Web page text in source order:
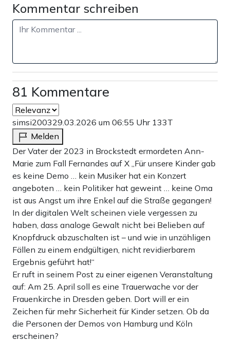
Kommentar schreiben
81 Kommentare
simsi200329.03.2026 um 06:55 Uhr 133T
Melden
Der Vater der 2023 in Brockstedt ermordeten Ann-
Marie zum Fall Fernandes auf X „Für unsere Kinder gab
es keine Demo … kein Musiker hat ein Konzert
angeboten … kein Politiker hat geweint … keine Oma
ist aus Angst um ihre Enkel auf die Straße gegangen!
In der digitalen Welt scheinen viele vergessen zu
haben, dass analoge Gewalt nicht bei Belieben auf
Knopfdruck abzuschalten ist – und wie in unzähligen
Fällen zu einem endgültigen, nicht revidierbarem
Ergebnis geführt hat!“
Er ruft in seinem Post zu einer eigenen Veranstaltung
auf: Am 25. April soll es eine Trauerwache vor der
Frauenkirche in Dresden geben. Dort will er ein
Zeichen für mehr Sicherheit für Kinder setzen. Ob da
die Personen der Demos von Hamburg und Köln
erscheinen?